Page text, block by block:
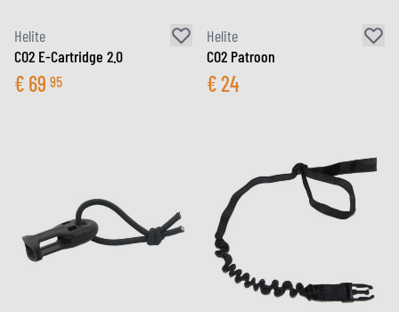
Helite
CO2 E-Cartridge 2.0
€ 69 95
Helite
CO2 Patroon
€24